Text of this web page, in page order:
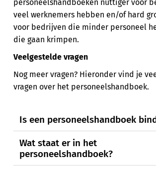
personeelshandboeken nuttiger voor
veel werknemers hebben en/of hard
voor bedrijven die minder personeel
die gaan krimpen.
Veelgestelde vragen
Nog meer vragen? Hieronder vind je
vragen over het personeelshandboek.
Is een personeelshandboek
Wat staat er in het
personeelshandboek?